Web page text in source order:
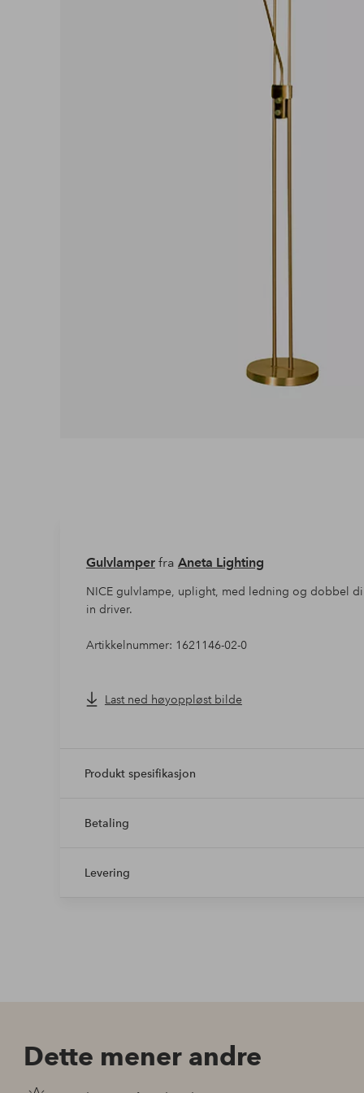
Gulvlamperfra Aneta Lighting
NICE gulvlampe, uplight, med ledning og dobbel
in driver.
Artikkelnummer: 1621146-02-0
Last ned høyoppløst bilde
Produkt spesifikasjon
Betaling
Levering
Dette mener andre